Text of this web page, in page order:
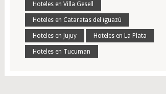
Hoteles en Villa Gesell
Hoteles en Cataratas del iguazú
Hoteles en Jujuy Hoteles en La Plata
Hoteles en Tucuman